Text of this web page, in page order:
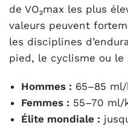
de VO₂max les plus
valeurs peuvent
les disciplines
pied, le cyclisme ou
Hommes : 65–85
Femmes : 55–70 ml/
Élite mondiale :